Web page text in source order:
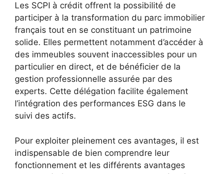
Les SCPI à crédit offrent la possibilité de
participer à la transformation du parc immobilier
français tout en se constituant un patrimoine
solide. Elles permettent notamment d’accéder à
des immeubles souvent inaccessibles pour un
particulier en direct, et de bénéficier de la
gestion professionnelle assurée par des
experts. Cette délégation facilite également
l’intégration des performances ESG dans le
suivi des actifs.
Pour exploiter pleinement ces avantages, il est
indispensable de bien comprendre leur
fonctionnement et les différents avantages